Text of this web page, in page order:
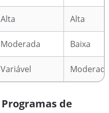
Alta Alta
Moderada Baixa
Variável
de